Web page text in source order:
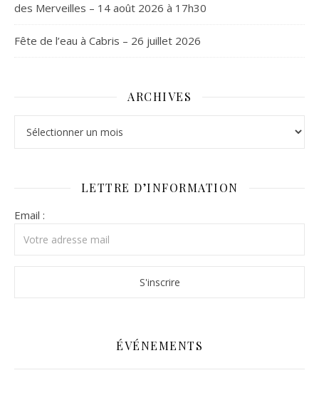
des Merveilles – 14 août 2026 à 17h30
Fête de l’eau à Cabris – 26 juillet 2026
ARCHIVES
LETTRE D’INFORMATION
Email :
ÉVÉNEMENTS